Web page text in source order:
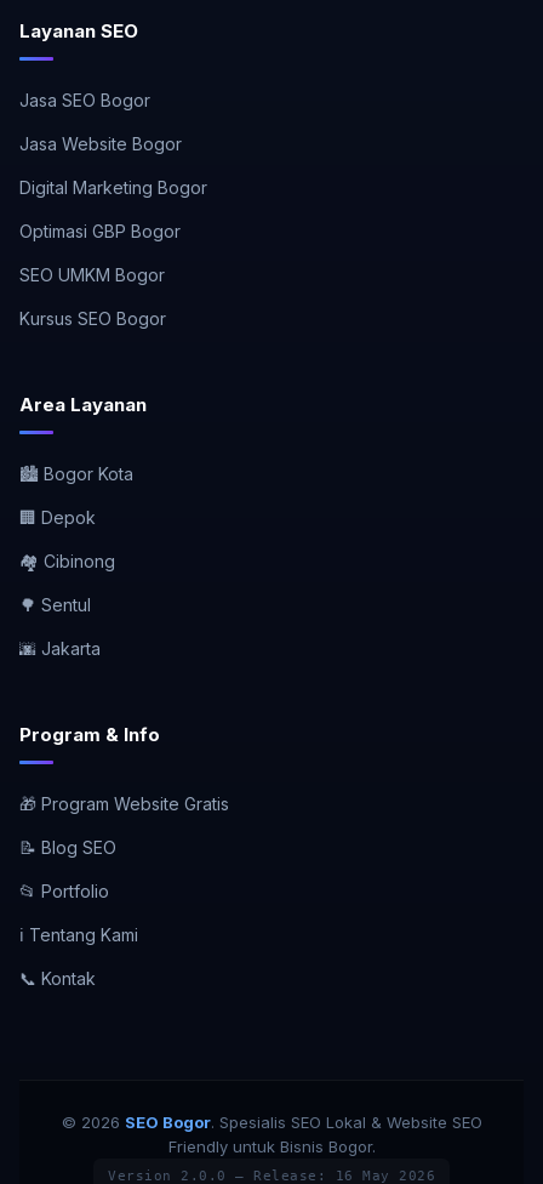
Layanan SEO
Jasa SEO Bogor
Jasa Website Bogor
Digital Marketing Bogor
Optimasi GBP Bogor
SEO UMKM Bogor
Kursus SEO Bogor
Area Layanan
🏙️ Bogor Kota
🏢 Depok
🏘️ Cibinong
🌳 Sentul
🌆 Jakarta
Program & Info
🎁 Program Website Gratis
📝 Blog SEO
📂 Portfolio
ℹ️ Tentang Kami
📞 Kontak
© 2026 SEO Bogor. Spesialis SEO Lokal & Website SEO
Friendly untuk Bisnis Bogor.
Version 2.0.0 — Release: 16 May 2026